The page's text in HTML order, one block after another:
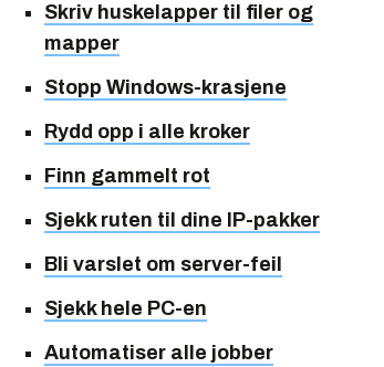
Skriv huskelapper til filer og
mapper
Stopp Windows-krasjene
Rydd opp i alle kroker
Finn gammelt rot
Sjekk ruten til dine IP-pakker
Bli varslet om server-feil
Sjekk hele PC-en
Automatiser alle jobber